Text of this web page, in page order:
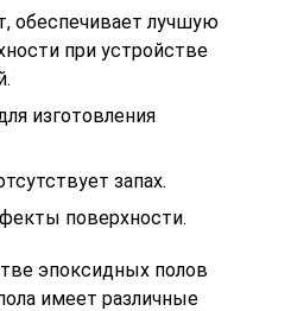
обеспечивает лучшую
при устройстве
изготовления
запах.
поверхности.
эпоксидных полов
имеет различные